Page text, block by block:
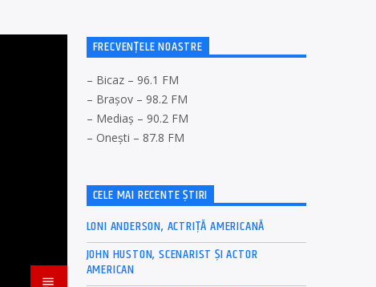
FRECVENȚELE NOASTRE
– Bicaz – 96.1 FM
– Brașov – 98.2 FM
– Mediaș – 90.2 FM
– Onești – 87.8 FM
CELE MAI RECENTE ȘTIRI
LONI ANDERSON, ACTRIȚĂ AMERICANĂ
JOHN HUSTON, SCENARIST ȘI ACTOR
AMERICAN